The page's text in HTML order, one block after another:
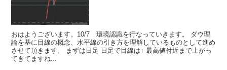
おはようございます。10/7 環境認識を行なっていきます。 ダウ理
論を基に目線の概念、水平線の引き方を理解しているものとして進め
させて頂きます。 まずは日足 日足で目線は↑ 最高値付近まで上がっ
てきてますね...